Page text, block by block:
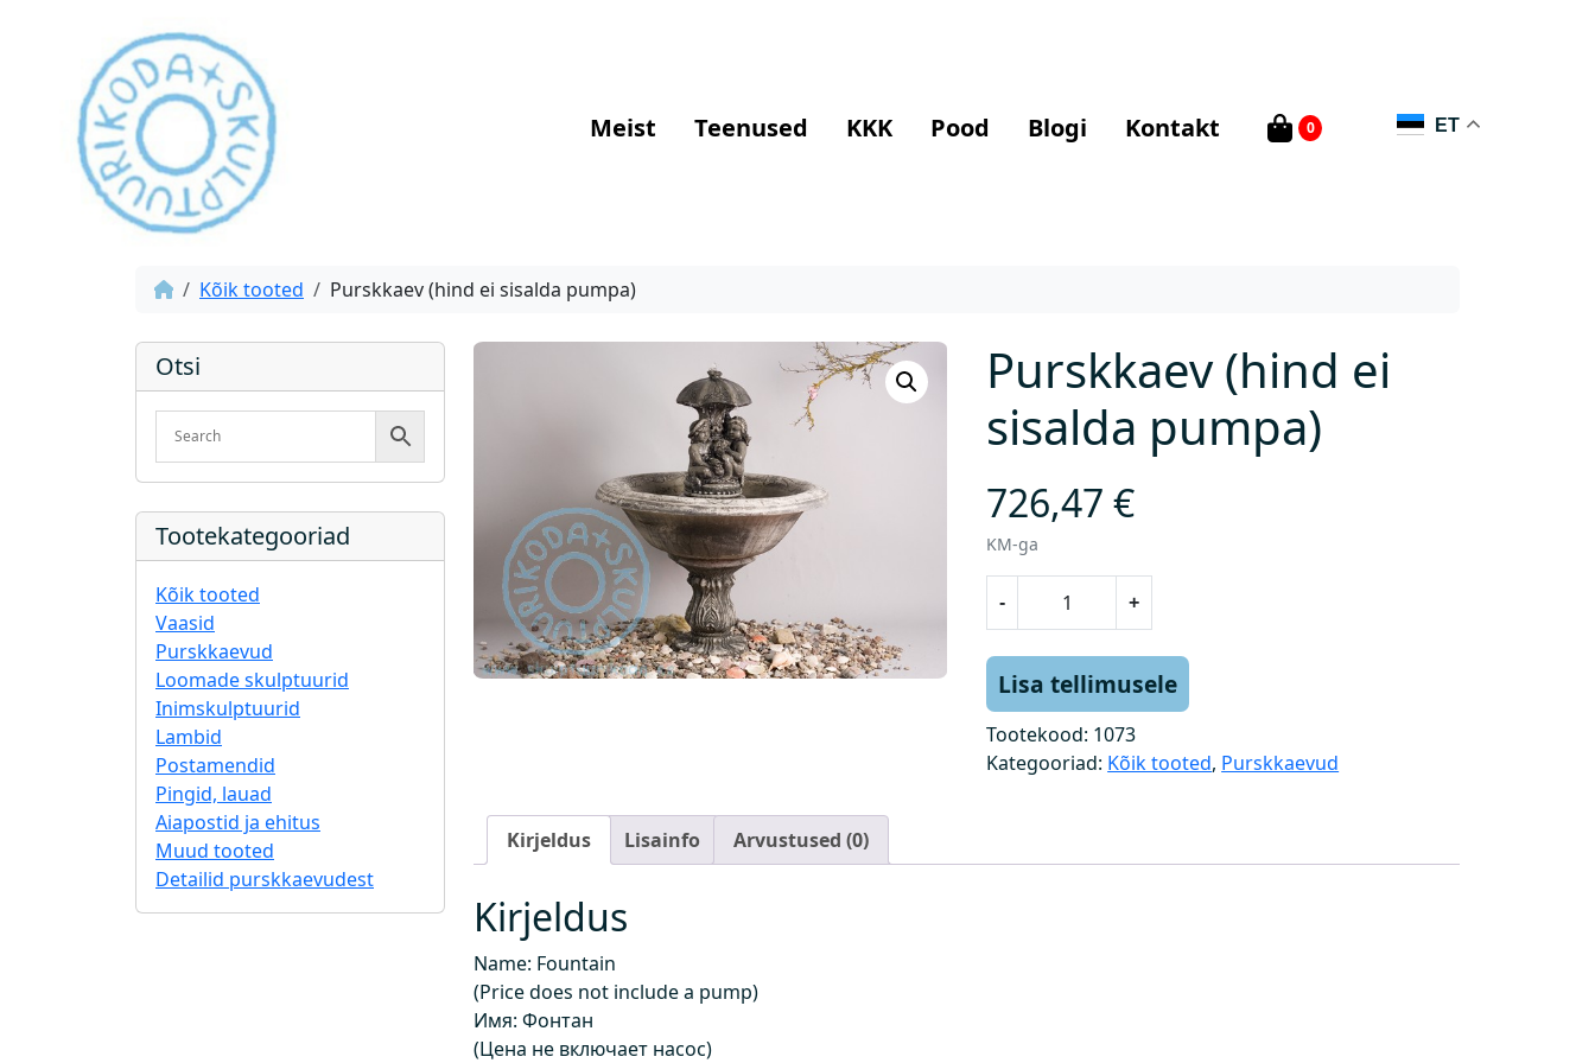
Meist Teenused KKK Pood Blogi Kontakt 0 ET
Kõik tooted Purskkaev (hind ei sisalda pumpa)
Otsi
Tootekategooriad
Kõik tooted
Vaasid
Purskkaevud
Loomade skulptuurid
Inimskulptuurid
Lambid
Postamendid
Pingid, lauad
Aiapostid ja ehitus
Muud tooted
Detailid purskkaevudest
Purskkaev (hind ei
sisalda pumpa)
726,47€
KM-ga
-
k
k
a
h
+
Lisa tellimusele
Tootekood: 1073
Kategooriad: Kõik tooted, Purskkaevud
Kirjeldus Lisainfo Arvustused (0)
Kirjeldus
Name: Fountain
(Price does not include a pump)
Имя: Фонтан
(Цена не включает насос)